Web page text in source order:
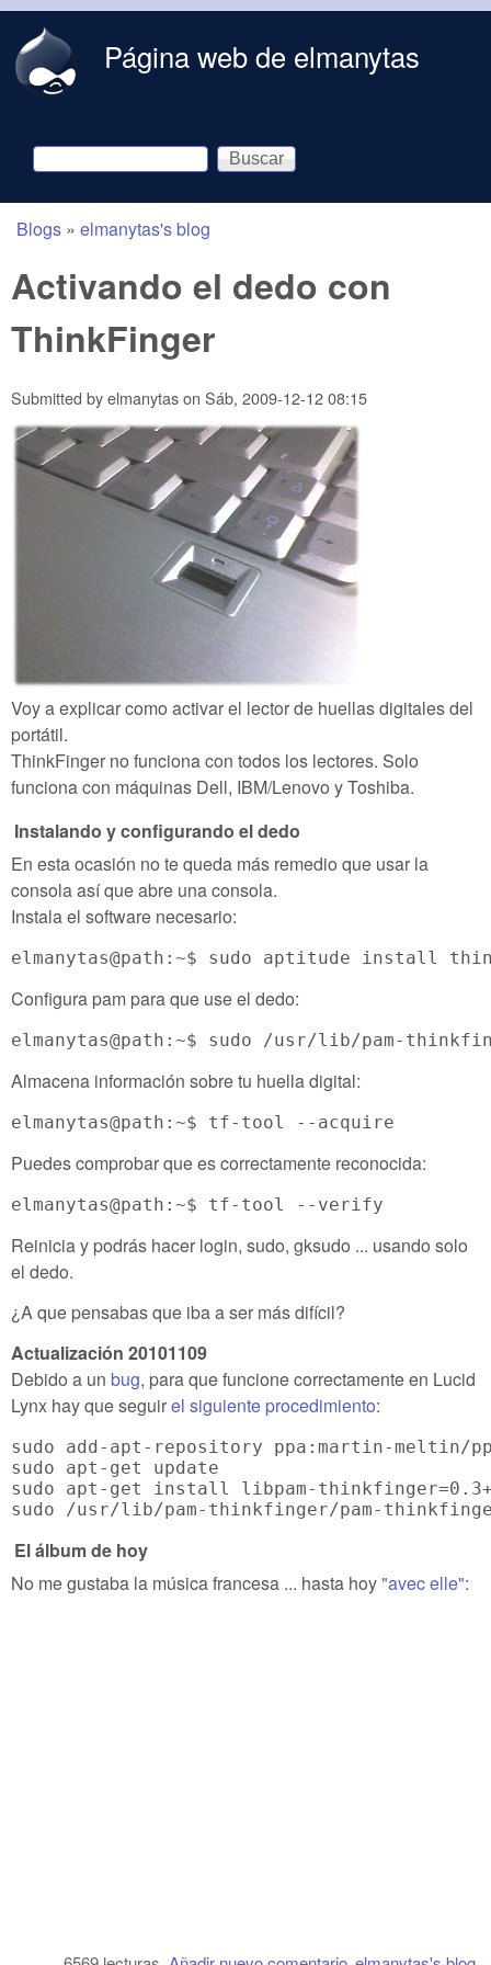
Página web de elmanytas
Formulario de búsqueda
Buscar
You are here
Blogs » elmanytas's blog
Activando el dedo con
ThinkFinger
Submitted byelmanytason Sáb, 2009-12-12 08:15
Voy a explicar como activar el lector de huellas digitales del
portátil.
ThinkFinger no funciona con todos los lectores. Solo
funciona con máquinas Dell, IBM/Lenovo y Toshiba.
Instalando y configurando el dedo
En esta ocasión no te queda más remedio que usar la
consola así que abre una consola.
Instala el software necesario:
elmanytas@path:~$ sudo aptitude install
Configura pam para que use el dedo:
elmanytas@path:~$ sudo /usr/lib/pam-
Almacena información sobre tu huella digital:
elmanytas@path:~$ tf-tool --acquire
Puedes comprobar que es correctamente reconocida:
elmanytas@path:~$ tf-tool --verify
Reinicia y podrás hacer login, sudo, gksudo ... usando solo
el dedo.
¿A que pensabas que iba a ser más difícil?
Actualización 20101109
Debido a un bug, para que funcione correctamente en Lucid
Lynx hay que seguirel siguiente procedimiento:
sudo add-apt-repository ppa:martin-meltin/
sudo apt-get update
sudo apt-get install libpam-
El álbum de hoy
No me gustaba la música francesa ... hasta hoy"avec elle":